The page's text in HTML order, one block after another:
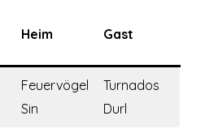
Heim Gast
Feuervögel
Sin
Turnados
Durl